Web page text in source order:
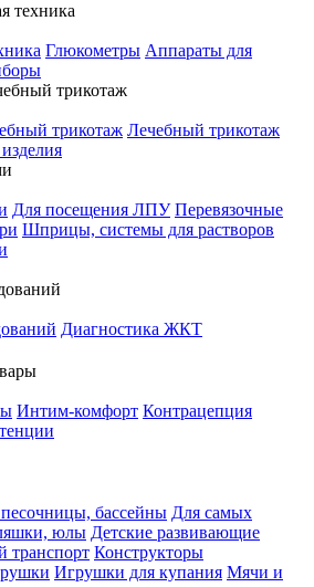
техника
Глюкометры Аппараты для
трикотаж
трикотаж Лечебный трикотаж
Для посещения ЛПУ Перевязочные
Шприцы, системы для растворов
Диагностика ЖКТ
Интим-комфорт Контрацепция
бассейны Для самых
юлы Детские развивающие
транспорт Конструкторы
Игрушки для купания Мячи и